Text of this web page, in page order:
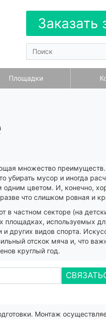
Заказать
Площадки
множество
убирать мусор и иногда
одним цветом. И, конечно,
что слишком ровная и
в частном секторе (на
площадках, используемых
других видов спорта.
отскок мяча и, что
круглый год.
Монтаж